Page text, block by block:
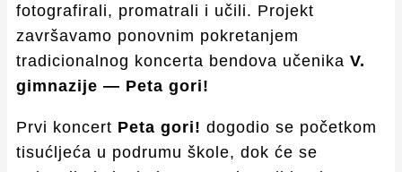
fotografirali, promatrali i učili. Projekt
završavamo ponovnim pokretanjem
tradicionalnog koncerta bendova učenika V.
gimnazije — Peta gori!
Prvi koncert Peta gori! dogodio se početkom
tisućljeća u podrumu škole, dok će se